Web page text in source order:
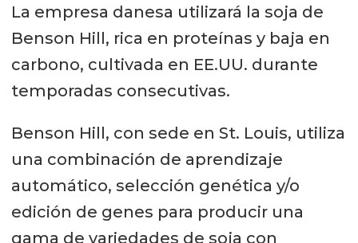
La empresa danesa utilizará la soja de
Benson Hill, rica en proteínas y baja en
carbono, cultivada en EE.UU. durante
temporadas consecutivas.
Benson Hill, con sede en St. Louis, utiliza
una combinación de aprendizaje
automático, selección genética y/o
edición de genes para producir una
gama de variedades de soja con